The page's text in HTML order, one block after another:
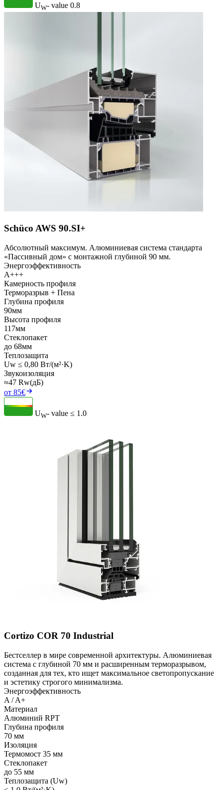
UW- value 0.8
Schüco AWS 90.SI+
Абсолютный максимум. Алюминиевая система стандарта
«Пассивный дом» с монтажной глубиной 90 мм.
Энергоэффективность
A+++
Камерность профиля
Терморазрыв + Пена
Глубина профиля
90мм
Высота профиля
117мм
Стеклопакет
до 68мм
Теплозащита
Uw ≤ 0,80 Вт/(м²·K)
Звукоизоляция
≈47 Rw(дБ)
от 85€
UW- value ≤ 1.0
Cortizo COR 70 Industrial
Бестселлер в мире современной архитектуры. Алюминиевая
система с глубиной 70 мм и расширенным терморазрывом,
созданная для тех, кто ищет максимальное светопропускание
и эстетику строгого минимализма.
Энергоэффективность
A / A+
Материал
Алюминий RPT
Глубина профиля
70 мм
Изоляция
Термомост 35 мм
Стеклопакет
до 55 мм
Теплозащита (Uw)